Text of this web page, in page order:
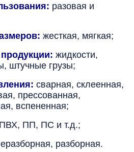
разовая и
жесткая, мягкая;
жидкости,
штучные грузы;
сварная, склеенная,
прессованная,
вспененная;
ПП, ПС и т.д.;
разборная.